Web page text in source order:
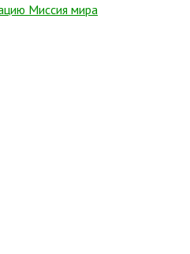
Миссия мира